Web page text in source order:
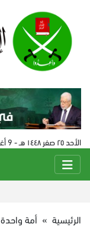
الأحد ٢٥ صفر ١٤٤٨ هـ - 9 أغسطس 2026 م - الساعة 03:06 م
الرئيسية » أمة واحدة